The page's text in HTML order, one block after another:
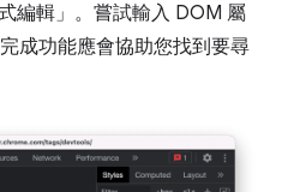
編輯」 。嘗試輸入 DOM 屬
成功能應會協助您找到要尋